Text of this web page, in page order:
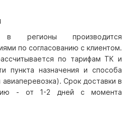
регионы производится
по согласованию с клиентом.
по тарифам ТК и
пункта назначения и способа
Срок доставки в
- от 1-2 дней с момента